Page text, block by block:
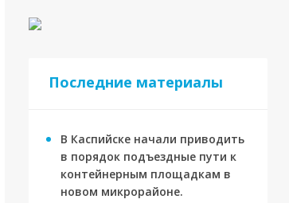
Последние материалы
В Каспийске начали приводить
в порядок подъездные пути к
контейнерным площадкам в
новом микрорайоне.